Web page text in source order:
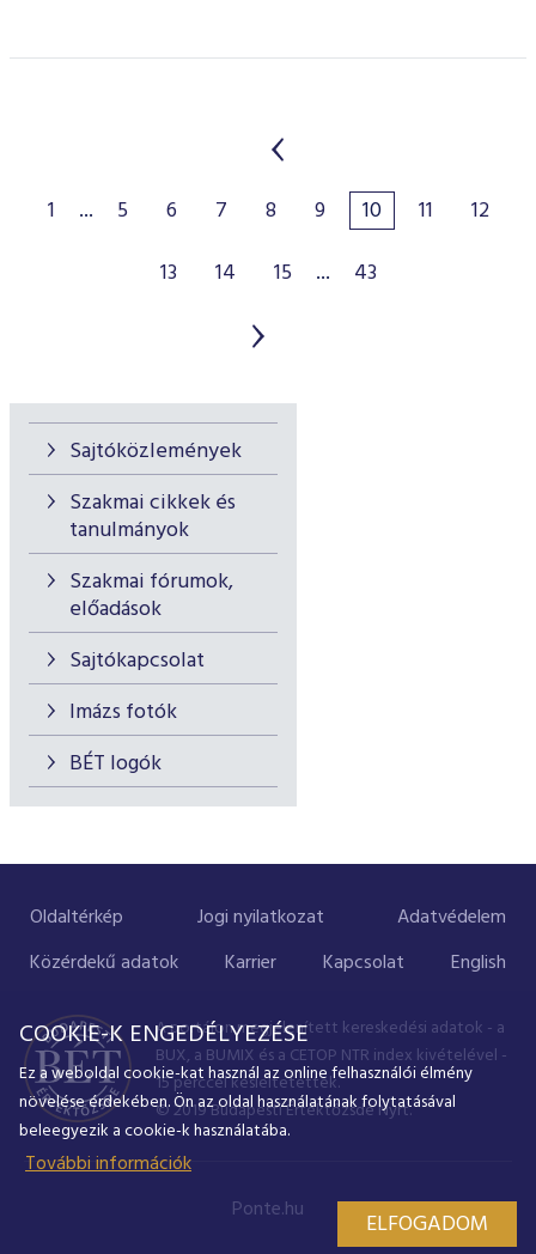
Sajtóközlemények
Szakmai cikkek és
tanulmányok
Szakmai fórumok,
előadások
Sajtókapcsolat
Imázs fotók
BÉT logók
1 ... 5 6 7 8 9 10 11
12
13
14 15 ... 43
Oldaltérkép Jogi nyilatkozat
Adatvédelem
Közérdekű adatok
Karrier Kapcsolat English
A portálon megjelenített kereskedési adatok - a
BUX, a BUMIX és a CETOP NTR index kivételével -
15 perccel késleltetettek.
© 2019 Budapesti Értéktőzsde Nyrt.
Ponte.hu
COOKIE-K ENGEDÉLYEZÉSE
Ez a weboldal cookie-kat használ az online felhasználói élmény
növelése érdekében. Ön az oldal használatának folytatásával
beleegyezik a cookie-k használatába.
További információk
ELFOGADOM